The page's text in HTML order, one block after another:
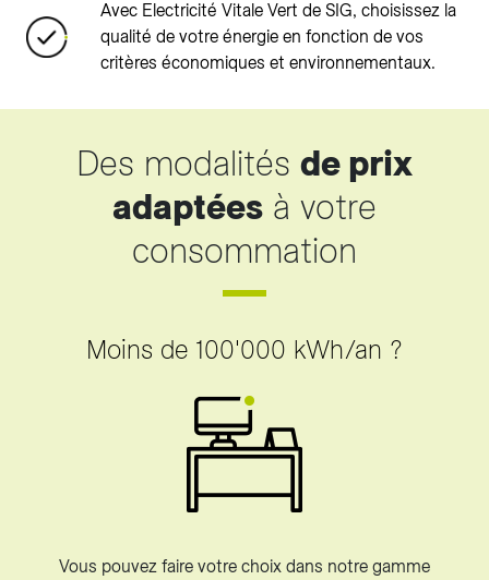
Avec Electricité Vitale Vert de SIG, choisissez la
qualité de votre énergie en fonction de vos
critères économiques et environnementaux.
Des modalités de prix
adaptées à votre
consommation
Moins de 100'000 kWh/an ?
Vous pouvez faire votre choix dans notre gamme